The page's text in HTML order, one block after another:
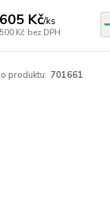
605 Kč/ks
500 Kč bez DPH
produktu: 701661